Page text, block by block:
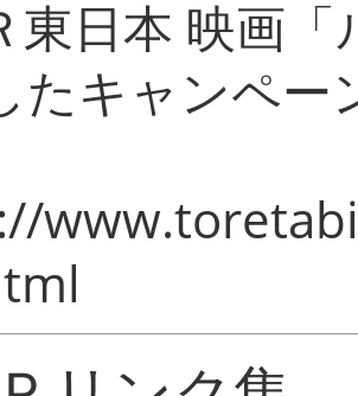
東日本 映画
たキャンペー